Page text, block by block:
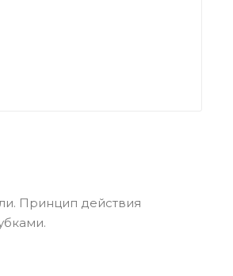
Принцип действия